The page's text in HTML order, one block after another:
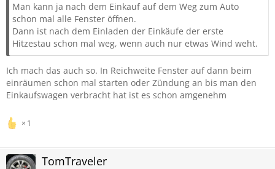
Man kann ja nach dem Einkauf auf dem Weg zum Auto
schon mal alle Fenster öffnen.
Dann ist nach dem Einladen der Einkäufe der erste
Hitzestau schon mal weg, wenn auch nur etwas Wind weht.
Ich mach das auch so. In Reichweite Fenster auf dann beim
einräumen schon mal starten oder Zündung an bis man den
Einkaufswagen verbracht hat ist es schon amgenehm
1
TomTraveler